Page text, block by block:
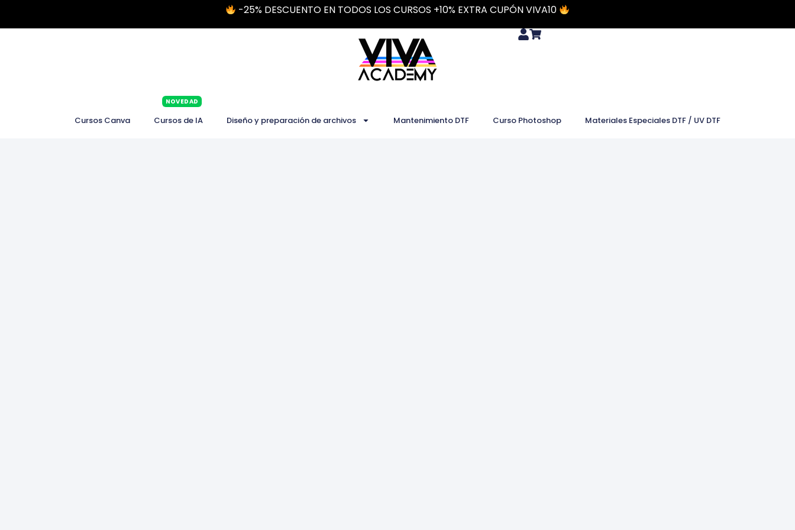
-25% DESCUENTO EN TODOS LOS CURSOS +10% EXTRA CUPÓN VIVA10
Cursos Canva Cursos de IA
NOVEDAD
Diseño y preparación de archivos Mantenimiento DTF Curso Photoshop Materiales Especiales DTF / UV DTF